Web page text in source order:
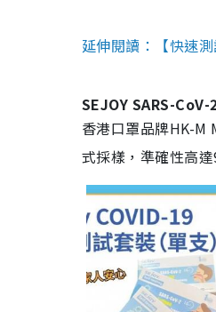
延伸閱讀：【快速
SEJOY SARS-
香港口罩品牌HK-M
式採樣，準確性高